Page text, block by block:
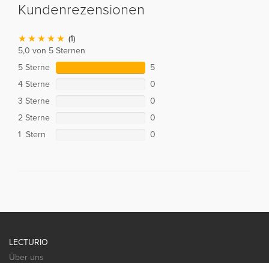
Kundenrezensionen
(1)
5,0 von 5 Sternen
5 Sterne
5
4 Sterne
0
3 Sterne
0
2 Sterne
0
1 Stern
0
LECTURIO
Über uns